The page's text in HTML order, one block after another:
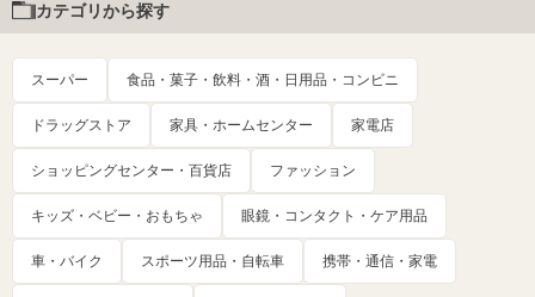
カテゴリから探す
スーパー 食品・菓子・飲料・酒・日用品・コンビニ
ドラッグストア 家具・ホームセンター 家電店
ショッピングセンター・百貨店 ファッション
キッズ・ベビー・おもちゃ 眼鏡・コンタクト・ケア用品
車・バイク スポーツ用品・自転車 携帯・通信・家電